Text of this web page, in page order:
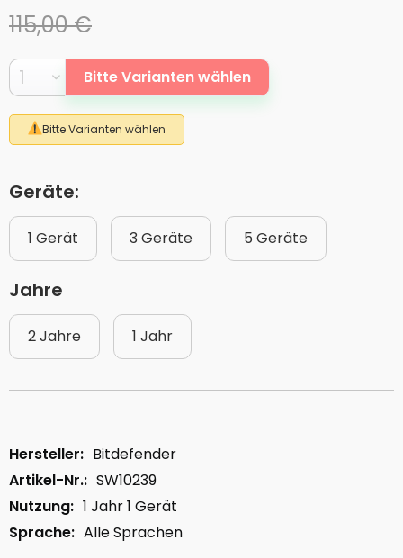
115,00 €
Bitte Varianten wählen
Bitte Varianten wählen
Geräte:
1 Gerät 3 Geräte 5 Geräte
Jahre
2 Jahre 1 Jahr
Hersteller: Bitdefender
Artikel-Nr.: SW10239
Nutzung: 1 Jahr 1 Gerät
Sprache: Alle Sprachen